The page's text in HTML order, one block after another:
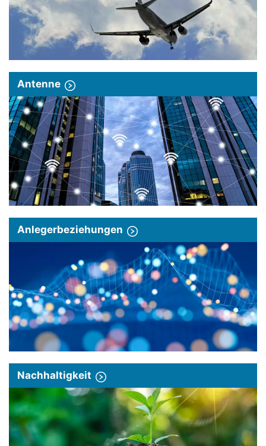
Antenne
Anlegerbeziehungen
Nachhaltigkeit